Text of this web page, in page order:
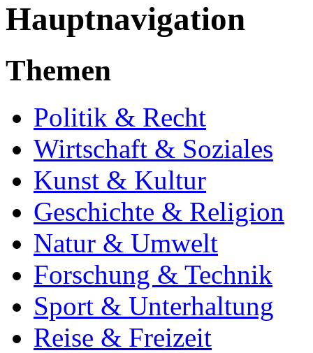
Hauptnavigation
Themen
Politik & Recht
Wirtschaft & Soziales
Kunst & Kultur
Geschichte & Religion
Natur & Umwelt
Forschung & Technik
Sport & Unterhaltung
Reise & Freizeit